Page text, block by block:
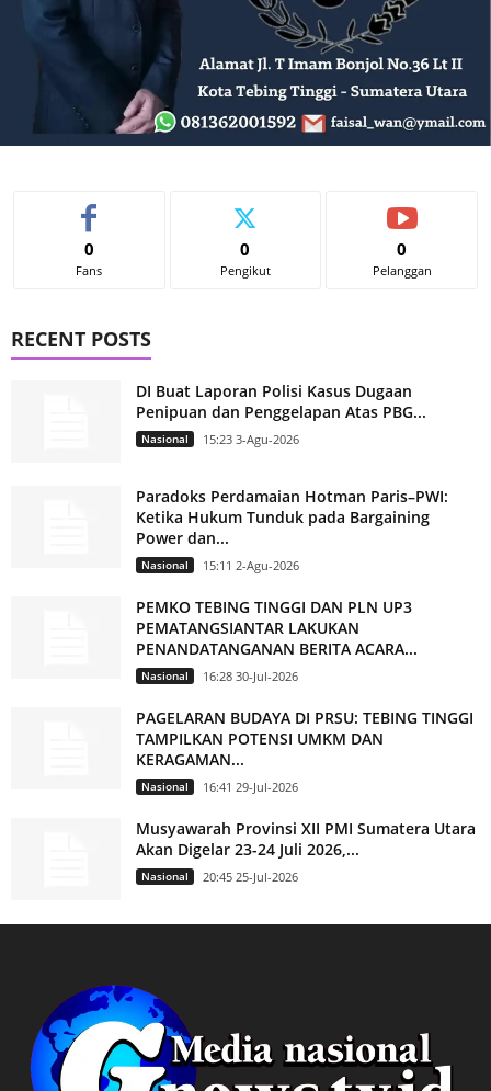
0
Fans
0
Pengikut
0
Pelanggan
RECENT POSTS
DI Buat Laporan Polisi Kasus Dugaan
Penipuan dan Penggelapan Atas PBG...
Nasional 15:23 3-Agu-2026
Paradoks Perdamaian Hotman Paris–PWI:
Ketika Hukum Tunduk pada Bargaining
Power dan...
Nasional 15:11 2-Agu-2026
PEMKO TEBING TINGGI DAN PLN UP3
PEMATANGSIANTAR LAKUKAN
PENANDATANGANAN BERITA ACARA...
Nasional 16:28 30-Jul-2026
PAGELARAN BUDAYA DI PRSU: TEBING TINGGI
TAMPILKAN POTENSI UMKM DAN
KERAGAMAN...
Nasional 16:41 29-Jul-2026
Musyawarah Provinsi XII PMI Sumatera Utara
Akan Digelar 23-24 Juli 2026,...
Nasional 20:45 25-Jul-2026